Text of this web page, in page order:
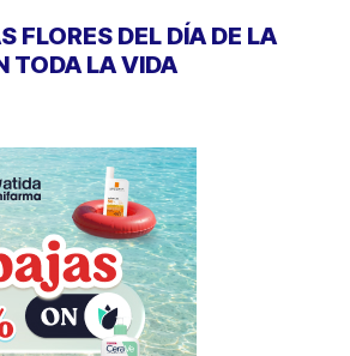
FLORES DEL DÍA DE LA
TODA LA VIDA